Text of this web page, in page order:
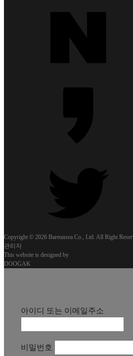
Copyright © 2026 Bareunsea Co., Ltd. All Right
관리자
This website is designed by
DOOGAK
아이디 또는 이메일주소
비밀번호